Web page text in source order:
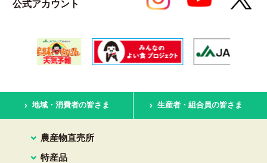
公式アカウント
地域・消費者の皆さま 生産者・組合員の皆さま
農産物直売所
特産品